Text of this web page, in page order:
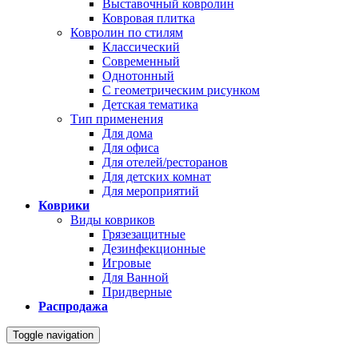
Выставочный ковролин
Ковровая плитка
Ковролин по стилям
Классический
Современный
Однотонный
С геометрическим рисунком
Детская тематика
Тип применения
Для дома
Для офиса
Для отелей/ресторанов
Для детских комнат
Для мероприятий
Коврики
Виды ковриков
Грязезащитные
Дезинфекционные
Игровые
Для Ванной
Придверные
Распродажа
Toggle navigation